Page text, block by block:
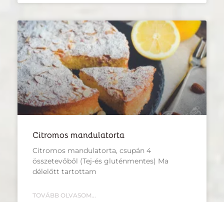
Citromos mandulatorta
Citromos mandulatorta, csupán 4
összetevőből (Tej-és gluténmentes) Ma
délelőtt tartottam
TOVÁBB OLVASOM...